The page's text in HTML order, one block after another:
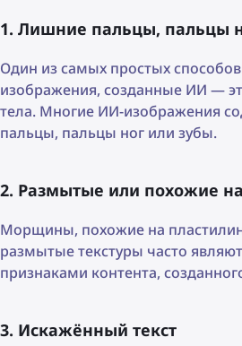
1. Лишние пальцы, пальцы
Один из самых простых
изображения, созданные ИИ —
тела. Многие ИИ-изображения
пальцы, пальцы ног или зубы.
2. Размытые или похожие
Морщины, похожие на
размытые текстуры часто
признаками контента,
3. Искажённый текст